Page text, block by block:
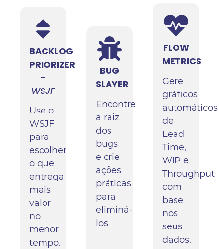
BACKLOG
PRIORIZER
–
WSJF
Use o
WSJF
para
escolher
o que
entrega
mais
valor
no
menor
tempo.
BUG
SLAYER
Encontre
a raiz
dos
bugs
e crie
ações
práticas
para
eliminá-
los.
FLOW
METRICS
Gere
gráficos
automáticos
de
Lead
Time,
WIP e
Throughput
com
base
nos
seus
dados.